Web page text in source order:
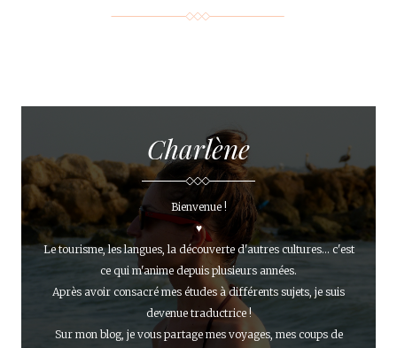
Charlène
Bienvenue !
♥
Le tourisme, les langues, la découverte d'autres cultures... c'est
ce qui m'anime depuis plusieurs années.
Après avoir consacré mes études à différents sujets, je suis
devenue traductrice !
Sur mon blog, je vous partage mes voyages, mes coups de